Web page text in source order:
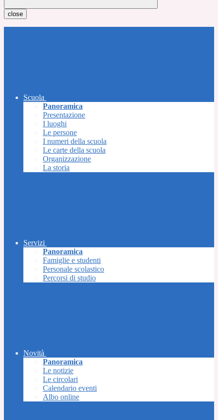
close
Scuola
Panoramica
Presentazione
I luoghi
Le persone
I numeri della scuola
Le carte della scuola
Organizzazione
La storia
Servizi
Panoramica
Famiglie e studenti
Personale scolastico
Percorsi di studio
Novità
Panoramica
Le notizie
Le circolari
Calendario eventi
Albo online